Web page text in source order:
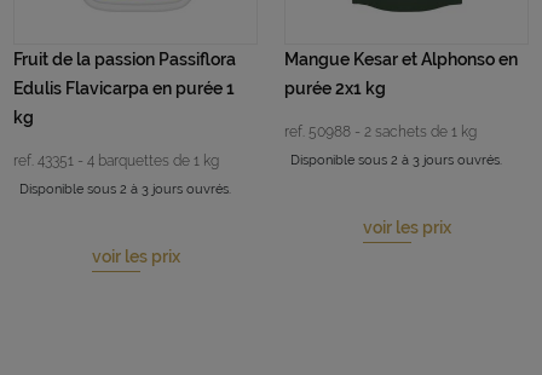
Fruit de la passion Passiflora
Edulis Flavicarpa en purée 1
kg
ref. 43351 - 4 barquettes de 1 kg
Disponible sous 2 à 3 jours ouvrés.
voir les prix
Mangue Kesar et Alphonso en
purée 2x1 kg
ref. 50988 - 2 sachets de 1 kg
Disponible sous 2 à 3 jours ouvrés.
voir les prix